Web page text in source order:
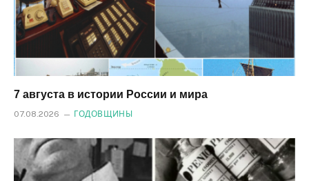
7 августа в истории России и мира
07.08.2026 ГОДОВЩИНЫ